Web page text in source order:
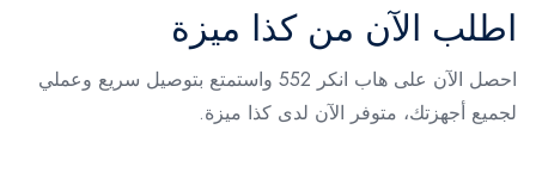
اطلب الآن من كذا ميزة
احصل الآن على هاب انكر 552 واستمتع بتوصيل سريع وعملي
لجميع أجهزتك، متوفر الآن لدى كذا ميزة.